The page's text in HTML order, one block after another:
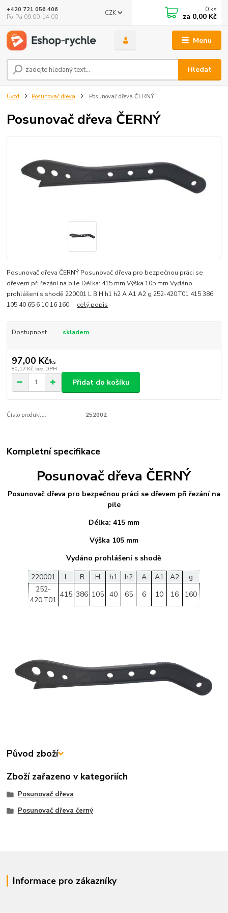
Menu
CZK
Hledat
+420 721 056 406
Po-Pá 09.00-14.00
0 ks
za 0,00 Kč
Úvod Posunovač dřeva Posunovač dřeva ČERNÝ
Posunovač dřeva ČERNÝ
Posunovač dřeva ČERNÝ Posunovač dřeva pro bezpečnou práci se
dřevem při řezání na pile Délka: 415 mm Výška 105 mm Vydáno
prohlášení s shodě 220001 L B H h1 h2 A A1 A2 g 252-420.T01 415 386
105 40 65 6 10 16 160 celý popis
Dostupnost skladem
97,00 Kč/ks
80,17 Kč bez DPH
Přidat do košíku
Číslo produktu: 252002
Kompletní specifikace
Posunovač dřeva ČERNÝ
Posunovač dřeva pro bezpečnou práci se dřevem při řezání na
pile
Délka: 415 mm
Výška 105 mm
Vydáno prohlášení s shodě
220001
L B H h1 h2 A A1 A2
g
252-
420.T01
415 386 105 40 65 6 10 16 160
Původ zboží
Zboží zařazeno v kategoriích
Posunovač dřeva
Posunovač dřeva černý
Informace pro zákazníky